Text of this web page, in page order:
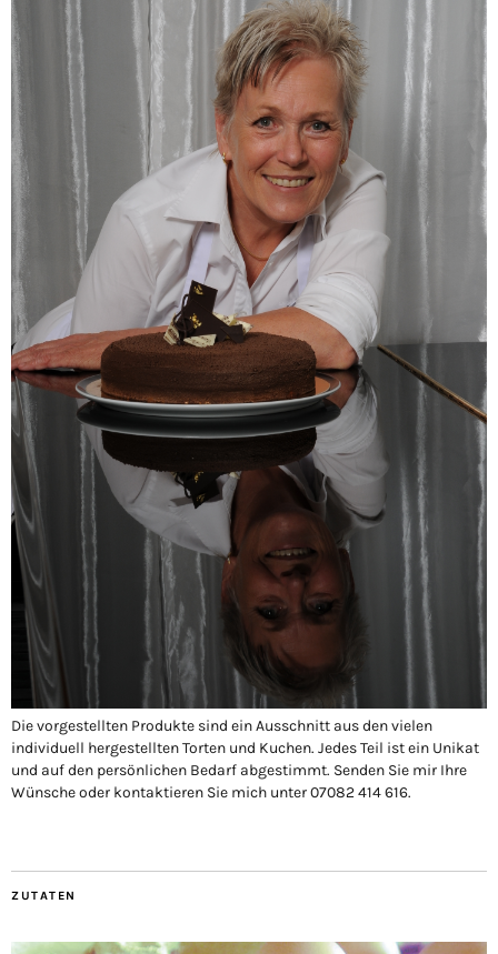
Die vorgestellten Produkte sind ein Ausschnitt aus den vielen
individuell hergestellten Torten und Kuchen. Jedes Teil ist ein Unikat
und auf den persönlichen Bedarf abgestimmt. Senden Sie mir Ihre
Wünsche oder kontaktieren Sie mich unter 07082 414 616.
ZUTATEN